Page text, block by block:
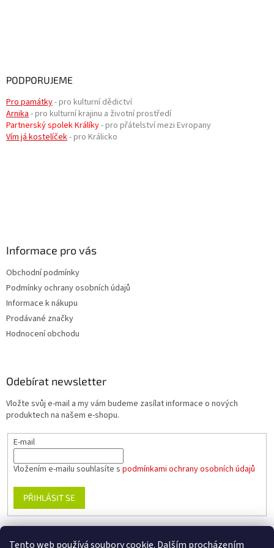
Tento web používá soubory cookie. Dalším procházením
PODPORUJEME
Pro památky- pro kulturní dědictví
Arnika- pro kulturní krajinu a životní prostředí
Partnerský spolek Králíky- pro přátelství mezi Evropany
Vím já kostelíček- pro Králicko
Informace pro vás
Obchodní podmínky
Podmínky ochrany osobních údajů
Informace k nákupu
Prodávané značky
Hodnocení obchodu
Odebírat newsletter
Vložte svůj e-mail a my vám budeme zasílat informace o nových
produktech na našem e-shopu.
E-mail
Vložením e-mailu souhlasíte s podmínkami ochrany osobních údajů
PŘIHLÁSIT SE
www.planika.cz www.trekingovaobuv.cz www.regaobuv.cz